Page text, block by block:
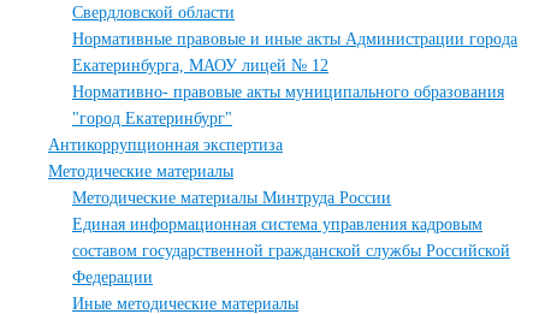
Свердловской области
Нормативные правовые и иные акты Администрации города
Екатеринбурга, МАОУ лицей № 12
Нормативно- правовые акты муниципального образования
"город Екатеринбург"
Антикоррупционная экспертиза
Методические материалы
Методические материалы Минтруда России
Единая информационная система управления кадровым
составом государственной гражданской службы Российской
Федерации
Иные методические материалы